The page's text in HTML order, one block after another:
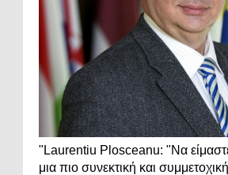
"Laurentiu Plosceanu: "Να
μια πιο συνεκτική και